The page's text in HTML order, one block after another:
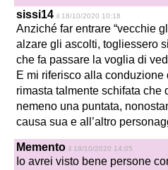
sissi14 il 18/10/2020 10:18
Anziché far entrare “vecchie
alzare gli ascolti, togliessero
che fa passare la voglia di
E mi riferisco alla
rimasta talmente schifata che
nemeno una puntata,
causa sua e all’altro
Memento il 18/10/2020 14:05
Io avrei visto bene persone